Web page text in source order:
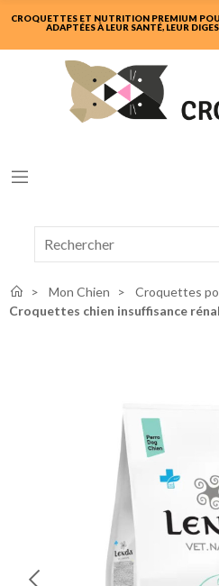
CROQUETTES ET NUTRITION PREMIUM
ADAPTÉES À LEUR SANTÉ, LEUR
Mon Chien
Croquettes
Croquettes chien insuffisance